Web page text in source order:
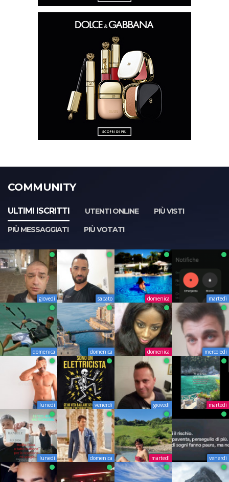
COMMUNITY
ULTIMI ISCRITTI UTENTI ONLINE
PIÙ VISTI
PIÙ MESSAGGIATI
PIÙ VOTATI
giovedì sabato domenica martedì
domenica domenica domenica mercoledì
lunedì venerdì giovedì martedì
lunedì domenica martedì venerdì